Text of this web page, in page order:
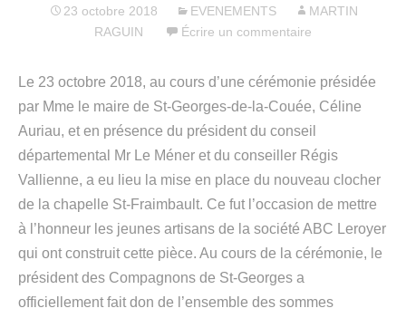
23 octobre 2018 EVENEMENTS
MARTIN
RAGUIN
Écrire un commentaire
Le 23 octobre 2018, au cours d’une cérémonie présidée
par Mme le maire de St-Georges-de-la-Couée, Céline
Auriau, et en présence du président du conseil
départemental Mr Le Méner et du conseiller Régis
Vallienne, a eu lieu la mise en place du nouveau clocher
de la chapelle St-Fraimbault. Ce fut l’occasion de mettre
à l’honneur les jeunes artisans de la société ABC Leroyer
qui ont construit cette pièce. Au cours de la cérémonie, le
président des Compagnons de St-Georges a
officiellement fait don de l’ensemble des sommes